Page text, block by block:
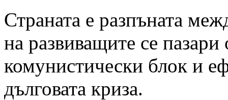
Страната е разпъната
на развиващите се
комунистически блок и
дълговата криза.